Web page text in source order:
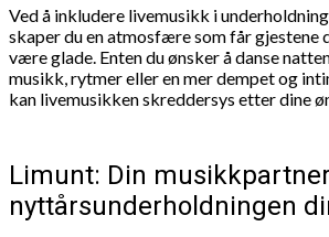
Ved å inkludere livemusikk i
skaper du en atmosfære som får gjestene
være glade. Enten du ønsker å danse
musikk, rytmer eller en mer dempet og
kan livemusikken skreddersys etter dine
Limunt: Din
nyttårsunderholdningen